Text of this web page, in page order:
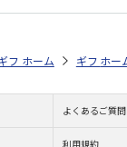
祝い・お返し 法要
フト通販 内祝い・
ホーム ギフト通
ホー
よくあるご質問
利用規約